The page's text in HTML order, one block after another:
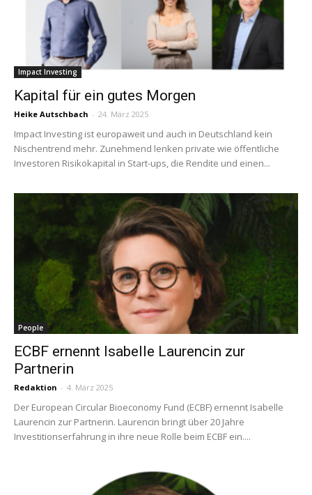
Impact Investing
Kapital für ein gutes Morgen
Heike Autschbach - 24. März 2025
Impact Investing ist europaweit und auch in Deutschland kein
Nischentrend mehr. Zunehmend lenken private wie öffentliche
Investoren Risikokapital in Start-ups, die Rendite und einen...
People
ECBF ernennt Isabelle Laurencin zur
Partnerin
Redaktion - 4. März 2025
Der European Circular Bioeconomy Fund (ECBF) ernennt Isabelle
Laurencin zur Partnerin. Laurencin bringt über 20 Jahre
Investitionserfahrung in ihre neue Rolle beim ECBF ein....